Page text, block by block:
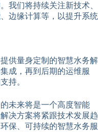
我们将持续关注新技术、
边缘计算等，以提升系统
供量身定制的智慧水务解
成，再到后期的运维服
持。
未来将是一个高度智能
决方案将紧跟技术发展趋
保、可持续的智慧水务服